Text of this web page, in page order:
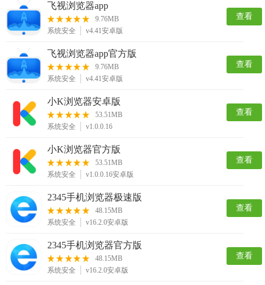
飞视浏览器app
9.76MB
系统安全
v4.41安卓版
查看
飞视浏览器app官方版
9.76MB
系统安全
v4.41安卓版
查看
小K浏览器安卓版
53.51MB
系统安全
v1.0.0.16
查看
小K浏览器官方版
53.51MB
系统安全
v1.0.0.16安卓版
查看
2345手机浏览器极速版
48.15MB
系统安全
v16.2.0安卓版
查看
2345手机浏览器官方版
48.15MB
系统安全
v16.2.0安卓版
查看